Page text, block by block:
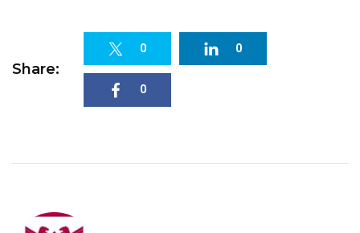
Share:
0 0
0